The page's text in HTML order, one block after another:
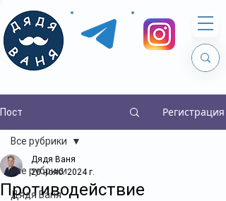
Пост Регистрация
Все рубрики
Дядя Ваня
Все рубрики
Противодействие
Дядя Ваня
20 нояб. 2024 г.